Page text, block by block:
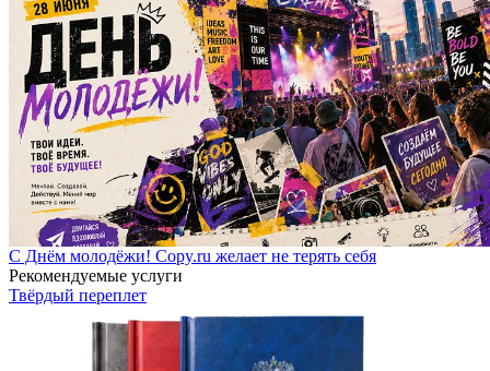
С Днём молодёжи! Copy.ru желает не терять себя
Рекомендуемые услуги
Твёрдый переплет